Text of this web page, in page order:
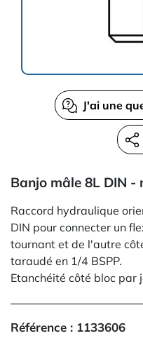
J'ai une
Banjo mâle 8L DIN -
Raccord hydraulique
DIN pour connecter un
tournant et de l'autre
taraudé en 1/4 BSPP.
Etanchéité côté bloc par
Référence : 1133606